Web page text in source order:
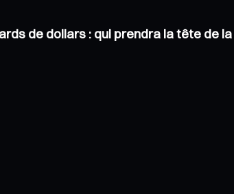
de dollars : qui prendra la tête de